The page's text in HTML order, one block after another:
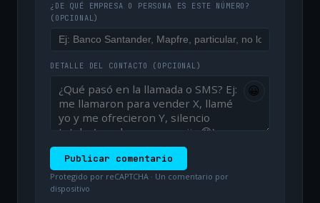
¿DE QUÉ EMPRESA O PERSONA ES ESTE NÚMERO?
(OPCIONAL)
DETALLE DEL CONTACTO (OPCIONAL)
😀
Publicar comentario
Protegido por reCAPTCHA · Un comentario por
dispositivo